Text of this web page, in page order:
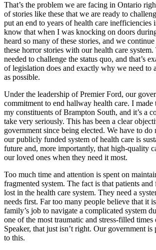
That’s the problem we are facing in Ontario
of stories like these that we are ready to
put an end to years of health care inefficiencies
know that when I was knocking on doors
heard so many of these stories, and we
these horror stories with our health care
needed to challenge the status quo, and that’s
of legislation does and exactly why we need to
as possible.
Under the leadership of Premier Ford, our
commitment to end hallway health care. I made
my constituents of Brampton South, and it’s a
take very seriously. This has been a clear
government since being elected. We have to do
our publicly funded system of health care is
future and, more importantly, that high-quality
our loved ones when they need it most.
Too much time and attention is spent on
fragmented system. The fact is that patients
lost in the health care system. They need a
needs first. Far too many people believe that it
family’s job to navigate a complicated system
one of the most traumatic and stress-filled
Speaker, that just isn’t right. Our government is
to this.